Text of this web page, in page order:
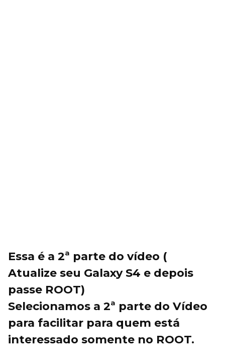
Essa é a 2ª parte do vídeo (
Atualize seu Galaxy S4 e depois
passe ROOT)
Selecionamos a 2ª parte do Vídeo
para facilitar para quem está
interessado somente no ROOT.